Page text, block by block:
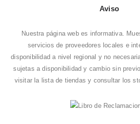
Aviso
Nuestra página web es informativa.
servicios de proveedores locales e
disponibilidad a nivel regional y no
sujetas a disponibilidad y cambio sin
visitar la lista de tiendas y consultar los